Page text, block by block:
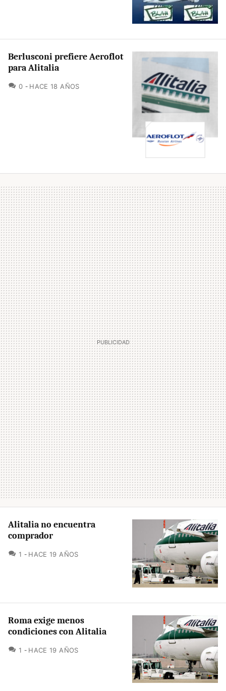
Berlusconi prefiere Aeroflot
para Alitalia
0 COMENTARIOS
HACE 18 AÑOS
Alitalia no encuentra
comprador
1 COMENTARIOS
HACE 19 AÑOS
Roma exige menos
condiciones con Alitalia
1 COMENTARIOS
HACE 19 AÑOS